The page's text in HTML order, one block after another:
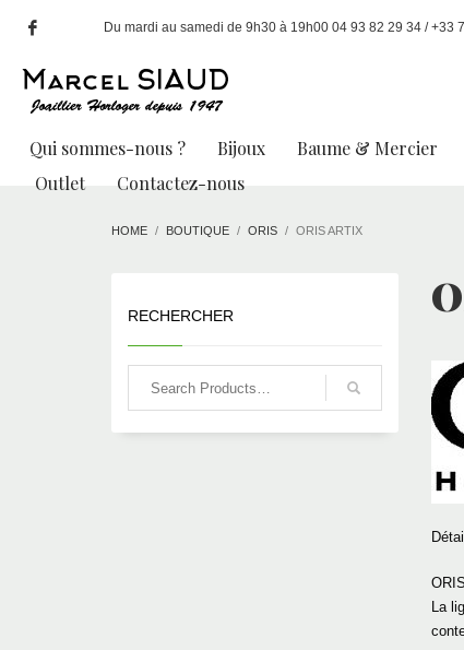
Du mardi au samedi de 9h30 à 19h00 04 93 82 29 34 /
Qui sommes-nous ? Bijoux Baume & Mercier
Outlet
Contactez-nous
HOME BOUTIQUE ORIS ORIS ARTIX
La
RECHERCHER